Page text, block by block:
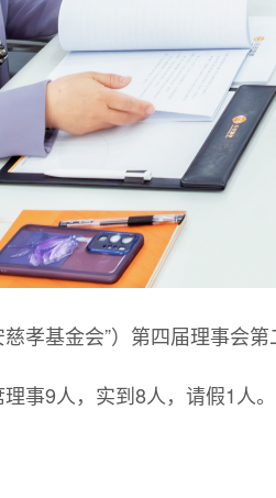
孝基金会”）第四届理事会
事9人，实到8人，请假1人